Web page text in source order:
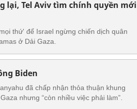
lại, Tel Aviv tìm chính quyền mới
thứ' để Israel ngừng chiến dịch quân
ở Dải Gaza.
Biden
đã chấp nhận thỏa thuận khung
nhưng “còn nhiều việc phải làm”.